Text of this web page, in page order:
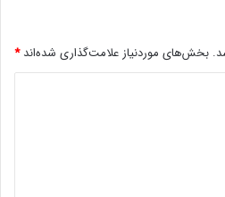
بخش‌های موردنیاز علامت‌گذاری شده‌اند*